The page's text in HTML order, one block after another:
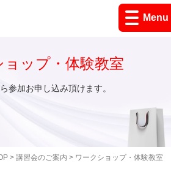
Menu
> 講習会のご案内 > ワークショップ・体験教室
ョップ・体験教室
参加お申し込み頂けます。